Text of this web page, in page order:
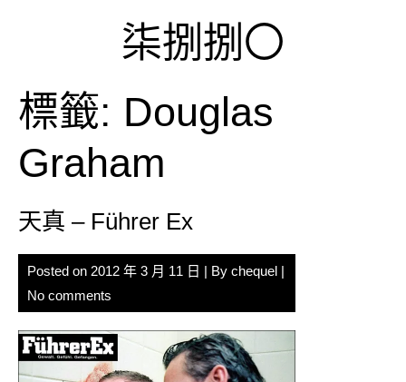
柒捌捌〇
標籤: Douglas
Graham
天真 – Führer Ex
Posted on 2012 年 3 月 11 日 | By chequel |
No comments